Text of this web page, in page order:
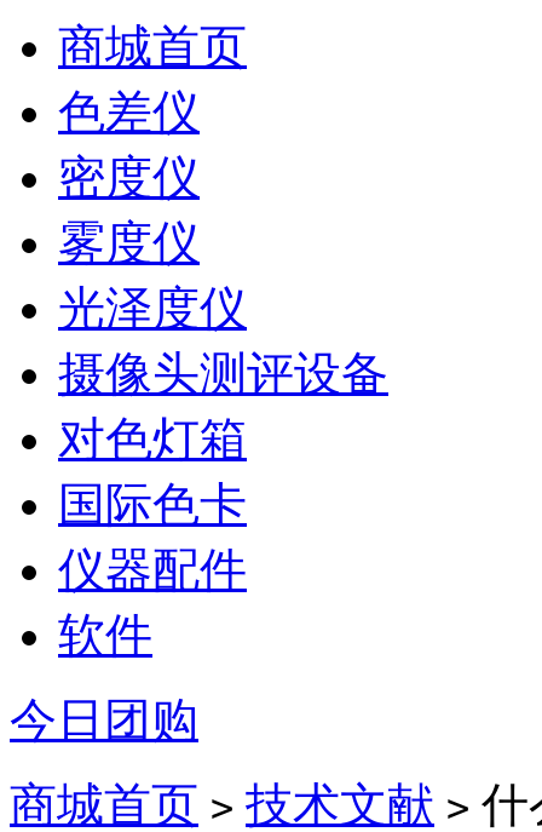
商城首页
色差仪
密度仪
雾度仪
光泽度仪
摄像头测评设备
对色灯箱
国际色卡
仪器配件
软件
今日团购
商城首页 > 技术文献 > 什